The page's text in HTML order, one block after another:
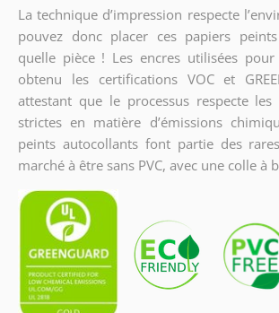
La technique d’impression respecte
pouvez donc placer ces papiers
quelle pièce ! Les encres utilisées pour
obtenu les certifications VOC et
attestant que le processus respecte
strictes en matière d’émissions
peints autocollants font partie des
marché à être sans PVC, avec une colle à